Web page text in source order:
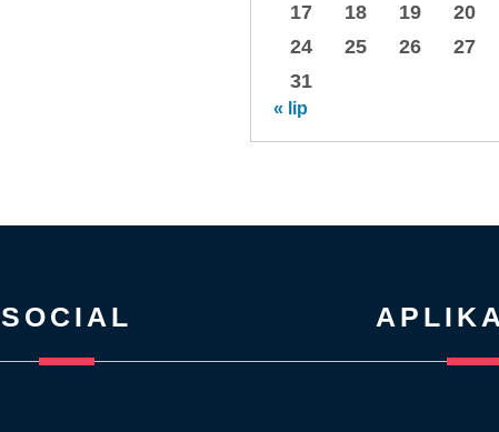
17
18 19 20
24
25 26 27
31
« lip
SOCIAL